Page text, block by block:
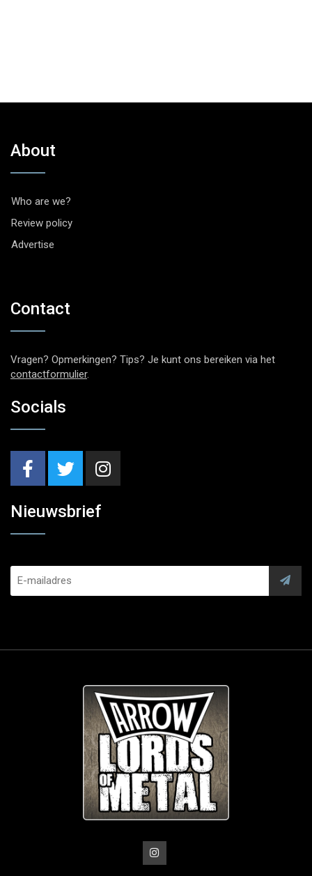
About
Who are we?
Review policy
Advertise
Contact
Vragen? Opmerkingen? Tips? Je kunt ons bereiken via het
contactformulier.
Socials
Nieuwsbrief